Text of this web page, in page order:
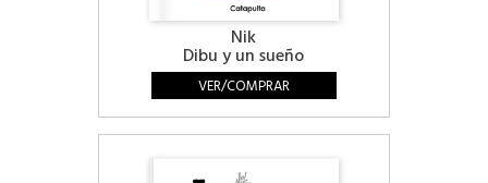
Nik
Dibu y un sueño
VER/COMPRAR